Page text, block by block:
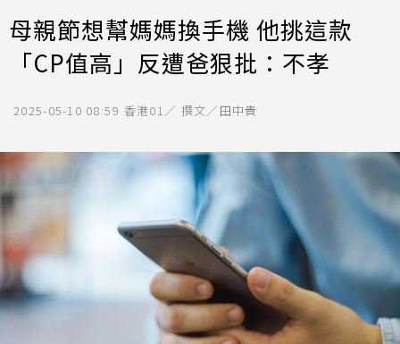
母親節想幫媽媽換手機 他挑這款
「CP值高」反遭爸狠批：不孝
2025-05-10 08:59 香港01／ 撰文／田中貴